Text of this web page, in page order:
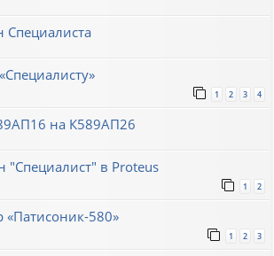
Специалиста
1 2 3 4
на К589АП26
"Специалист" в Proteus
1 2
«Патисоник-580»
1 2 3